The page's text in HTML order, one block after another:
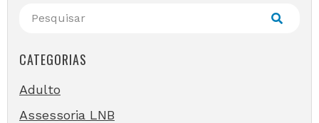
CATEGORIAS
Adulto
Assessoria LNB